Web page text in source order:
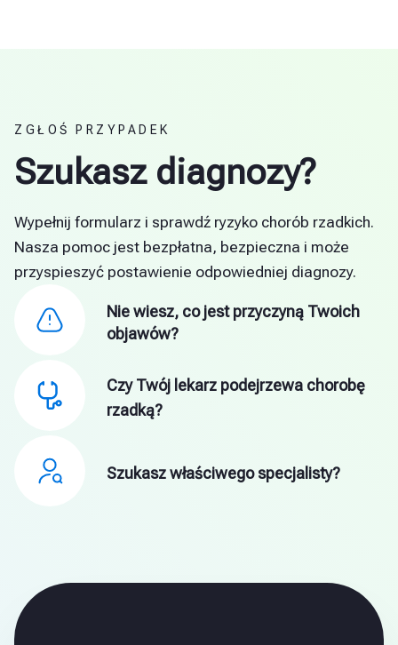
ZGŁOŚ PRZYPADEK
Szukasz diagnozy?
Wypełnij formularz i sprawdź ryzyko chorób rzadkich.
Nasza pomoc jest bezpłatna, bezpieczna i może
przyspieszyć postawienie odpowiedniej diagnozy.
Nie wiesz, co jest przyczyną Twoich
objawów?
Czy Twój lekarz podejrzewa chorobę
rzadką?
Szukasz właściwego specjalisty?